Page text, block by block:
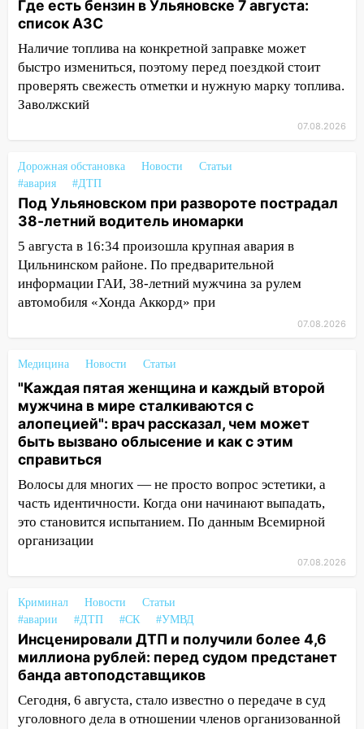
15:47
Ульяновцы могут вернуть деньги
за абонементы закрывшегося фитнес-
клуба «Рекорд-Fitness»
15:34 После вмешательства
прокуратуры в селах Ульяновской
области привели в порядок детские
15:27 Прокуратура проверяет
капремонт школы в селе Кивать
15:08 В Кузоватово после прокурорской
проверки обновили разметку на
пешеходных переходах
14:40 На проспекте Гая в Ульяновске
запретили остановку автомобилей на
14:22
В Новом городе 8 августа пройдет
большой фестиваль «Наше время» с
мотофристайлом и концертом
«Мураками»
14:04 Жару смоет ливнями: прогноз
погоды в Ульяновской области на
выходные 8-9 августа
13:30 В Ульяновске транспортные
полицейские проведут акцию «Час
пассажира»
подростка в сквере
13:01 В Димитровграде мужчина
выбросил из машины страйкбольную
гранату: его задержали
12:34 На Ульяновскую область
надвигается сильнейшая непогода: град
Где есть бензин в Ульяновске 7 августа:
список АЗС
Наличие топлива на конкретной заправке может
быстро измениться, поэтому перед поездкой стоит
проверять свежесть отметки и нужную марку топлива.
Заволжский
07.08.2026
Дорожная обстановка Новости
Статьи
#авария
#ДТП
Под Ульяновском при развороте пострадал
38-летний водитель иномарки
5 августа в 16:34 произошла крупная авария в
Цильнинском районе. По предварительной
информации ГАИ, 38-летний мужчина за рулем
автомобиля «Хонда Аккорд» при
07.08.2026
Медицина Новости Статьи
"Каждая пятая женщина и каждый второй
мужчина в мире сталкиваются с
алопецией": врач рассказал, чем может
быть вызвано облысение и как с этим
справиться
Волосы для многих — не просто вопрос эстетики, а
часть идентичности. Когда они начинают выпадать,
это становится испытанием. По данным Всемирной
организации
07.08.2026
Криминал Новости
Статьи
#аварии
#ДТП #СК #УМВД
Инсценировали ДТП и получили более 4,6
миллиона рублей: перед судом предстанет
банда автоподставщиков
Сегодня, 6 августа, стало известно о передаче в суд
уголовного дела в отношении членов организованной